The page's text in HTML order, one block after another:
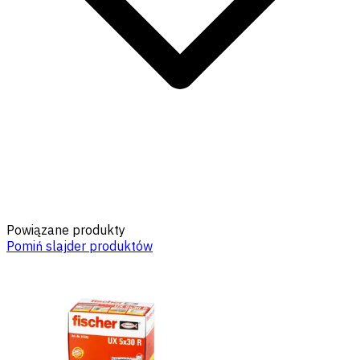
Powiązane produkty
Pomiń slajder produktów